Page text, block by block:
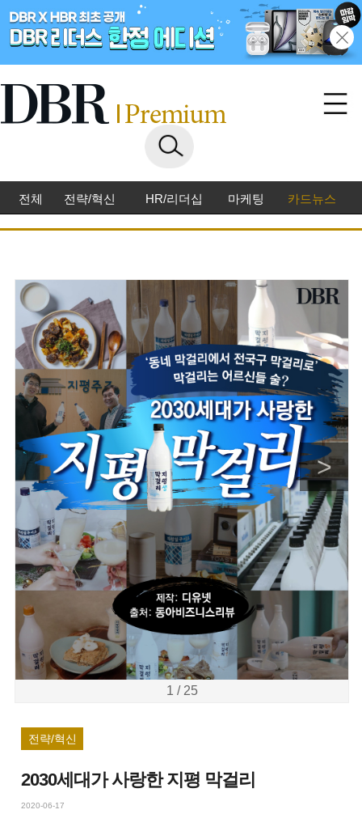
전체 전략/혁신 HR/리더십 마케팅 카드뉴스
>
1 / 25
전략/혁신
2030세대가 사랑한 지평 막걸리
2020-06-17